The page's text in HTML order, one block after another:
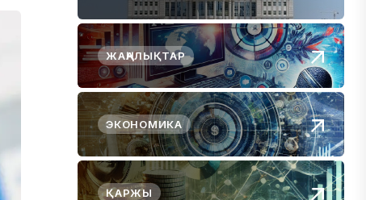
ЖАҢАЛЫҚТАР
ЭКОНОМИКА
ҚАРЖЫ